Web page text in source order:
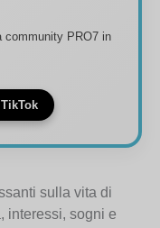
community PRO7 in
TikTok
sulla vita di
interessi, sogni e